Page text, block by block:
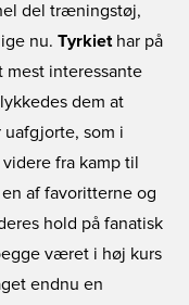
del træningstøj,
nu. Tyrkiet har på
interessante
dem at
som i
fra kamp til
af favoritterne og
hold på fanatisk
været i høj kurs
endnu en